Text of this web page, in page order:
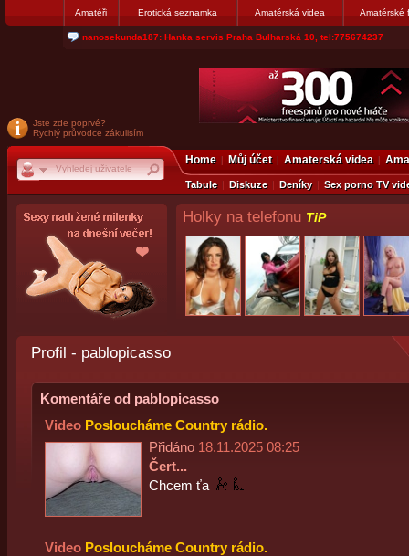
Amatéři Erotická seznamka Amatérská videa Amatérské
jjoseff: Najde se par, ktery nekdy přemýšlel o divákovi. Napiste
Jste zde poprvé?
Rychlý průvodce zákulisím
Home Můj účet Amaterská videa
Tabule Diskuze Deníky Sex porno TV
Holky na telefonu TiP
Profil - pablopicasso
Komentáře od pablopicasso
Video Posloucháme Country rádio.
Přidáno 18.11.2025 08:25
Čert...
Chcem ťa
Video Posloucháme Country rádio.